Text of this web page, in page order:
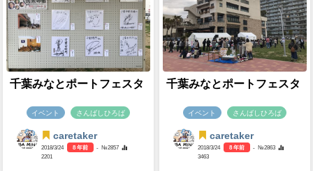
千葉みなとポートフェスタ
イベント さんばしひろば
caretaker
2018/3/24 8 年前
- №2857
2201
千葉みなとポートフェスタ
イベント さんばしひろば
caretaker
2018/3/24 8 年前
- №2863
3463